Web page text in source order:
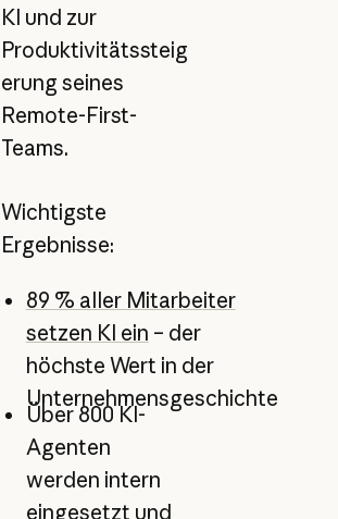
KI und zur
Produktivitätssteig
erung seines
Remote-First-
Teams.
Wichtigste
Ergebnisse:
89 % aller Mitarbeiter
setzen KI ein – der
höchste Wert in der
Unternehmensgeschichte
Über 800 KI-
Agenten
werden intern
eingesetzt und